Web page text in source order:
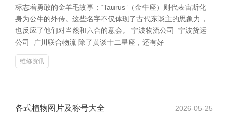
标志着勇敢的金羊毛故事；“Taurus”（金牛座）则代表宙斯化
身为公牛的外传。这些名字不仅体现了古代东谈主的思象力，
也反应了他们对当然和六合的意会。 宁波物流公司_宁波货运
公司_广川联合物流 除了黄谈十二星座，还有好
维修资讯
各式植物图片及称号大全 2026-05-25